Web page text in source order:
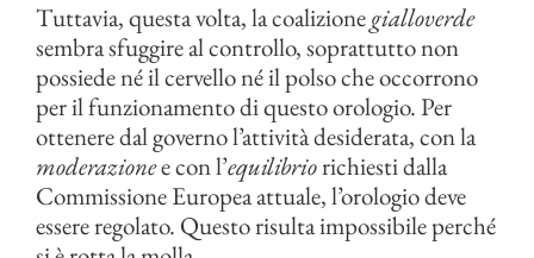
Tuttavia, questa volta, la coalizionegialloverde
sembra sfuggire al controllo, soprattutto non
possiede né il cervello né il polso che occorrono
per il funzionamento di questo orologio. Per
ottenere dal governo l’attività desiderata, con la
moderazionee con l’equilibriorichiesti dalla
Commissione Europea attuale, l’orologio deve
essere regolato. Questo risulta impossibile perché